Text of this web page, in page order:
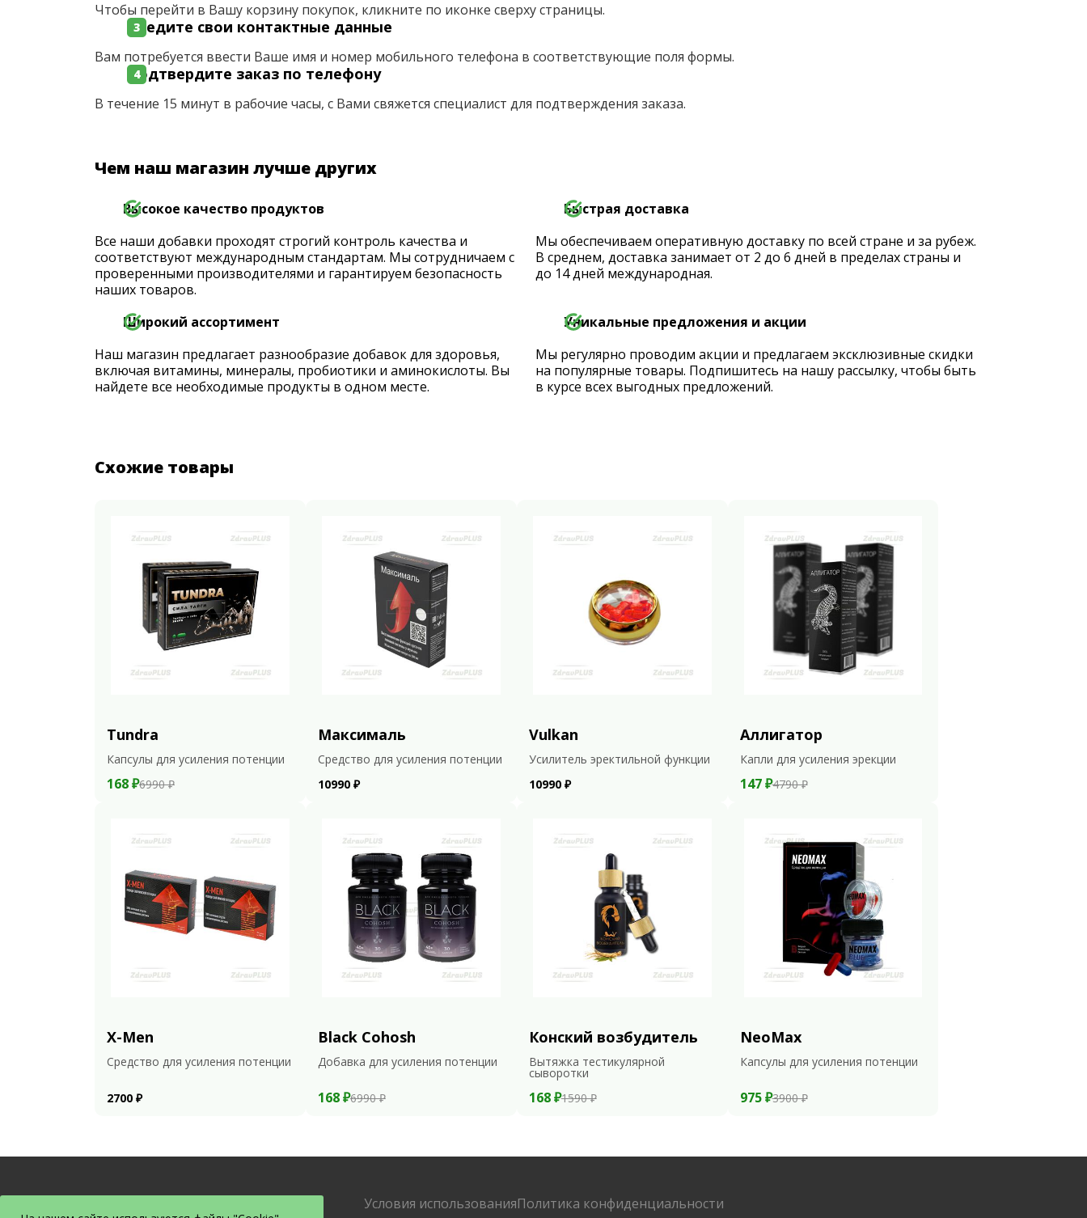
Чтобы перейти в Вашу корзину покупок, кликните по иконке сверху страницы.
Введите свои контактные данные
Вам потребуется ввести Ваше имя и номер мобильного телефона в соответствующие поля формы.
Подтвердите заказ по телефону
В течение 15 минут в рабочие часы, с Вами свяжется специалист для подтверждения заказа.
Чем наш магазин лучше других
Высокое качество продуктов
Все наши добавки проходят строгий контроль качества и
соответствуют международным стандартам. Мы сотрудничаем с
проверенными производителями и гарантируем безопасность
наших товаров.
Быстрая доставка
Мы обеспечиваем оперативную доставку по всей стране и за рубеж.
В среднем, доставка занимает от 2 до 6 дней в пределах страны и
до 14 дней международная.
Широкий ассортимент
Наш магазин предлагает разнообразие добавок для здоровья,
включая витамины, минералы, пробиотики и аминокислоты. Вы
найдете все необходимые продукты в одном месте.
Уникальные предложения и акции
Мы регулярно проводим акции и предлагаем эксклюзивные скидки
на популярные товары. Подпишитесь на нашу рассылку, чтобы быть
в курсе всех выгодных предложений.
Схожие товары
Tundra
Капсулы для усиления потенции
168 ₽6990 ₽
Максималь
Средство для усиления потенции
10990 ₽
Vulkan
Усилитель эректильной функции
10990 ₽
Аллигатор
Капли для усиления эрекции
147 ₽4790 ₽
X-Men
Средство для усиления потенции
2700 ₽
Black Cohosh
Добавка для усиления потенции
168 ₽6990 ₽
Конский возбудитель
Вытяжка тестикулярной
сыворотки
168 ₽1590 ₽
NeoMax
Капсулы для усиления потенции
975 ₽3900 ₽
Условия использованияПолитика конфиденциальности